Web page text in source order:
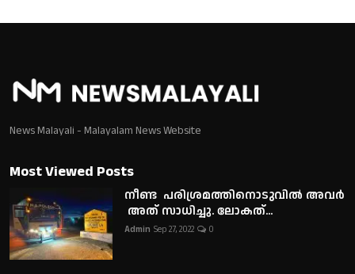
News Malayali - Malayalam News Website
Most Viewed Posts
നീണ്ട പരിശ്രമത്തിനൊടുവിൽ അവർ
അത് സാധിച്ചു. ലോകത്...
Admin Sep 27, 2022 0